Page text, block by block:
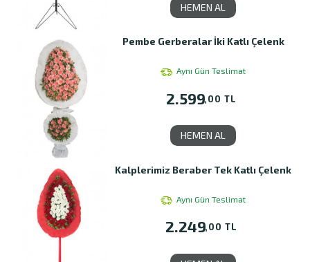
HEMEN AL
Pembe Gerberalar İki Katlı Çelenk
Aynı Gün Teslimat
2.599,00 TL
HEMEN AL
Kalplerimiz Beraber Tek Katlı Çelenk
Aynı Gün Teslimat
2.249,00 TL